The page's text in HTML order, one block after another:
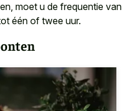
moet u de frequentie van
één of twee uur.